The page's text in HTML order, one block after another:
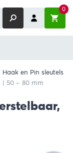
0
Haak en Pin sleutels
| 50 – 80 mm